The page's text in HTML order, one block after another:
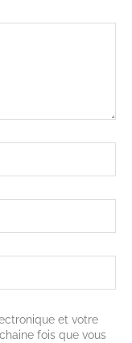
et votre
fois que vous